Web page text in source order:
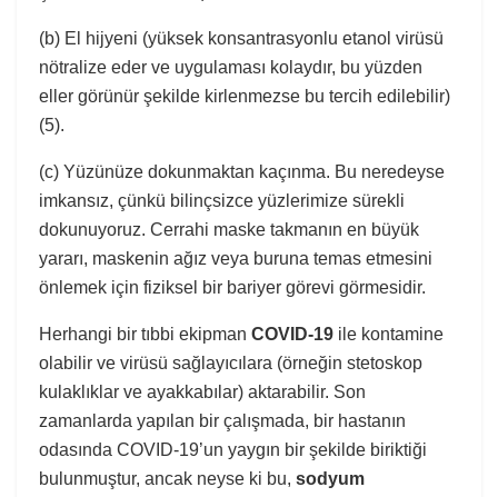
(b) El hijyeni (yüksek konsantrasyonlu etanol virüsü
nötralize eder ve uygulaması kolaydır, bu yüzden
eller görünür şekilde kirlenmezse bu tercih edilebilir)
(5).
(c) Yüzünüze dokunmaktan kaçınma. Bu neredeyse
imkansız, çünkü bilinçsizce yüzlerimize sürekli
dokunuyoruz. Cerrahi maske takmanın en büyük
yararı, maskenin ağız veya buruna temas etmesini
önlemek için fiziksel bir bariyer görevi görmesidir.
Herhangi bir tıbbi ekipman COVID-19 ile kontamine
olabilir ve virüsü sağlayıcılara (örneğin stetoskop
kulaklıklar ve ayakkabılar) aktarabilir. Son
zamanlarda yapılan bir çalışmada, bir hastanın
odasında COVID-19’un yaygın bir şekilde biriktiği
bulunmuştur, ancak neyse ki bu, sodyum